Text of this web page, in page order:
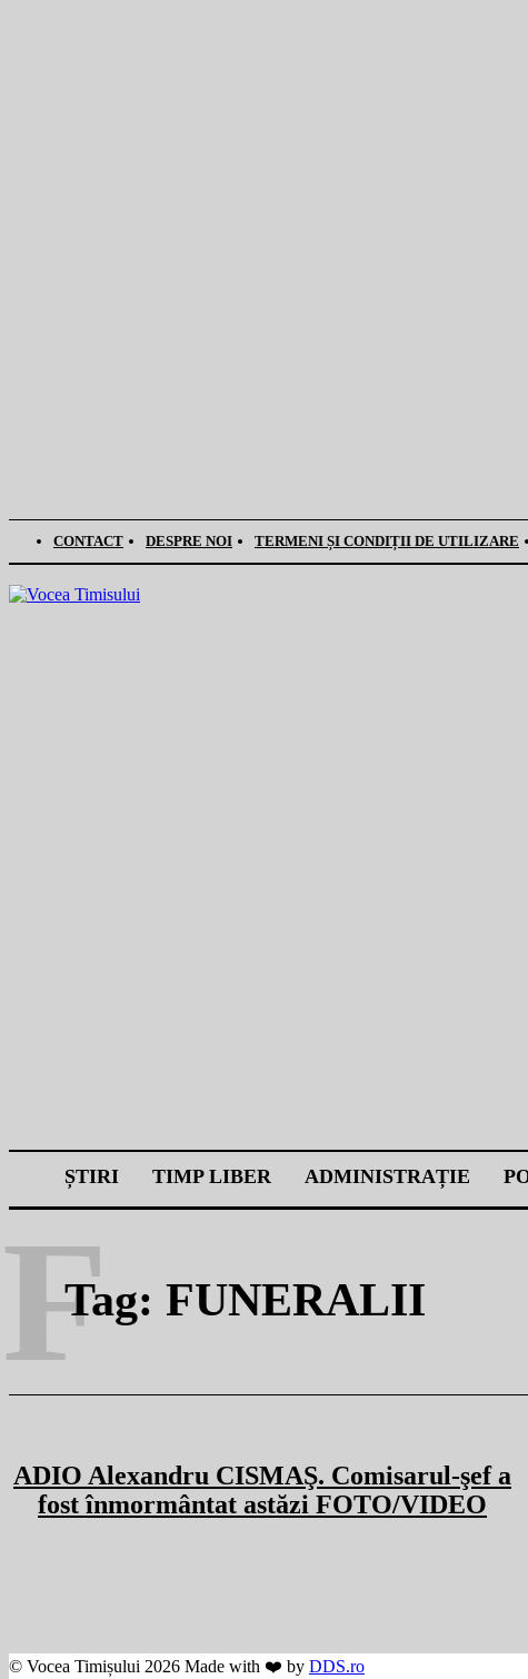
CONTACT DESPRE NOI TERMENI ȘI CONDIȚII DE UTILIZARE
ȘTIRI TIMP LIBER ADMINISTRAȚIE
Tag: FUNERALII
F
ADIO Alexandru CISMAŞ. Comisarul-şef a
fost înmormântat astăzi FOTO/VIDEO
© Vocea Timișului 2026 Made with ❤️ by DDS.ro